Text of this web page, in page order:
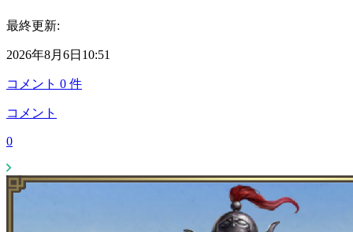
最終更新:
2026年8月6日10:51
コメント 0 件
コメント
0